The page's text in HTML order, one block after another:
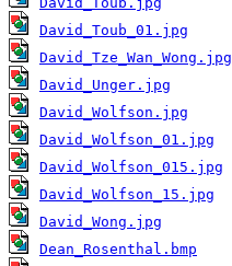
David_Toub_01.jpg
David_Tze_Wan_Wong.jpg
David_Unger.jpg
David_Wolfson.jpg
David_Wolfson_01.jpg
David_Wolfson_015.jpg
David_Wolfson_15.jpg
David_Wong.jpg
Dean_Rosenthal.bmp